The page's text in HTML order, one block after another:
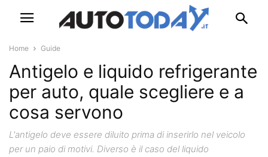
Home Guide
Antigelo e liquido refrigerante
per auto, quale scegliere e a
cosa servono
L'antigelo deve essere diluito prima di inserirlo nel veicolo
per un paio di motivi. Diverso è il caso del liquido